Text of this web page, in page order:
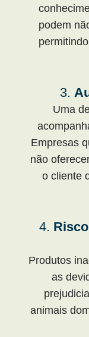
podem
3.
Uma
Empresas
não
o cliente
4.
Produtos
as
animais